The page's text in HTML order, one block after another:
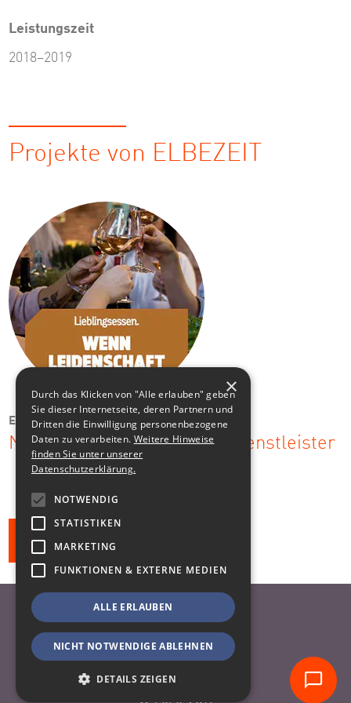
Leistungszeit
2018–2019
Projekte von ELBEZEIT
ELBEZEIT
Neuausrichtung für Event-Dienstleister
Alle Klienten
© 2026 VOR
Nach oben
Datenschutzhinweise
Impressum
×
Durch das Klicken von "Alle erlauben" geben
Sie dieser Internetseite, deren Partnern und
Dritten die Einwilligung personenbezogene
Daten zu verarbeiten. Weitere Hinweise
finden Sie unter unserer
Datenschutzerklärung.
NOTWENDIG
STATISTIKEN
MARKETING
FUNKTIONEN & EXTERNE MEDIEN
ALLE ERLAUBEN
NICHT NOTWENDIGE ABLEHNEN
DETAILS ZEIGEN